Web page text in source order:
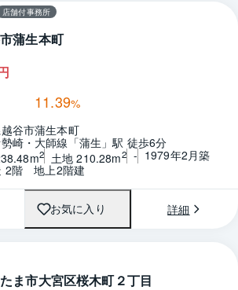
店舗付事務所
蒲生本町
11.39%
谷市蒲生本町
崎・大師線「蒲生」駅 徒歩6分
2 土地 210.28m2 - 1979年2月築
2階　地上2階建
お気に入り 詳細
1 / 0
ま市大宮区桜木町２丁目